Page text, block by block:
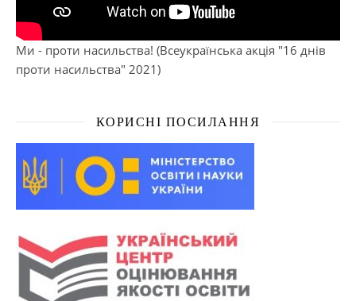
Ми - проти насильства! (Всеукраїнська акція "16 днів
проти насильства" 2021)
КОРИСНІ ПОСИЛАННЯ